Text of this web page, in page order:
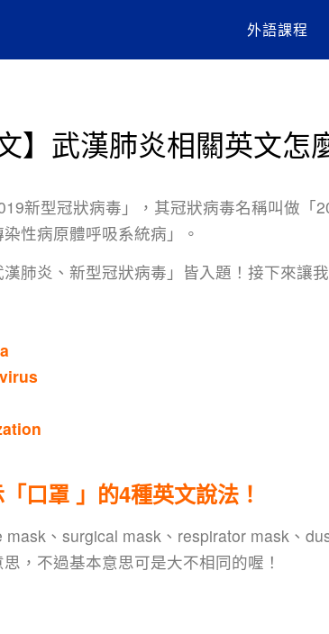
外語課程
】武漢肺炎相關英文怎
新型冠狀病毒」，其冠狀病毒名稱叫做「
性病原體呼吸系統病」。
肺炎、新型冠狀病毒」皆入題！接下來讓
口罩 」的4種英文說法！
、surgical mask、respirator mask、
思，不過基本意思可是大不相同的喔！